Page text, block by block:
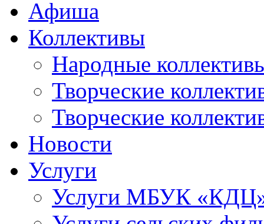
Афиша
Коллективы
Народные
Творческие
Творческие
Новости
Услуги
Услуги МБУК